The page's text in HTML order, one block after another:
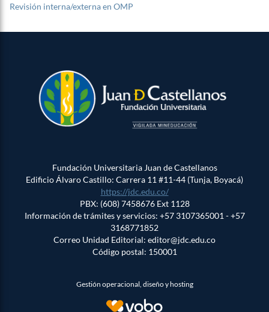
Revisión interna/externa en OMP
Fundación Universitaria Juan de Castellanos
Edificio Álvaro Castillo: Carrera 11 #11-44 (Tunja, Boyacá)
https://jdc.edu.co/
PBX: (608) 7458676 Ext 1128
Información de trámites y servicios: +57 3107365001 - +57
3168771852
Correo Unidad Editorial: editor@jdc.edu.co
Código postal: 150001
Gestión operacional, diseño y hosting